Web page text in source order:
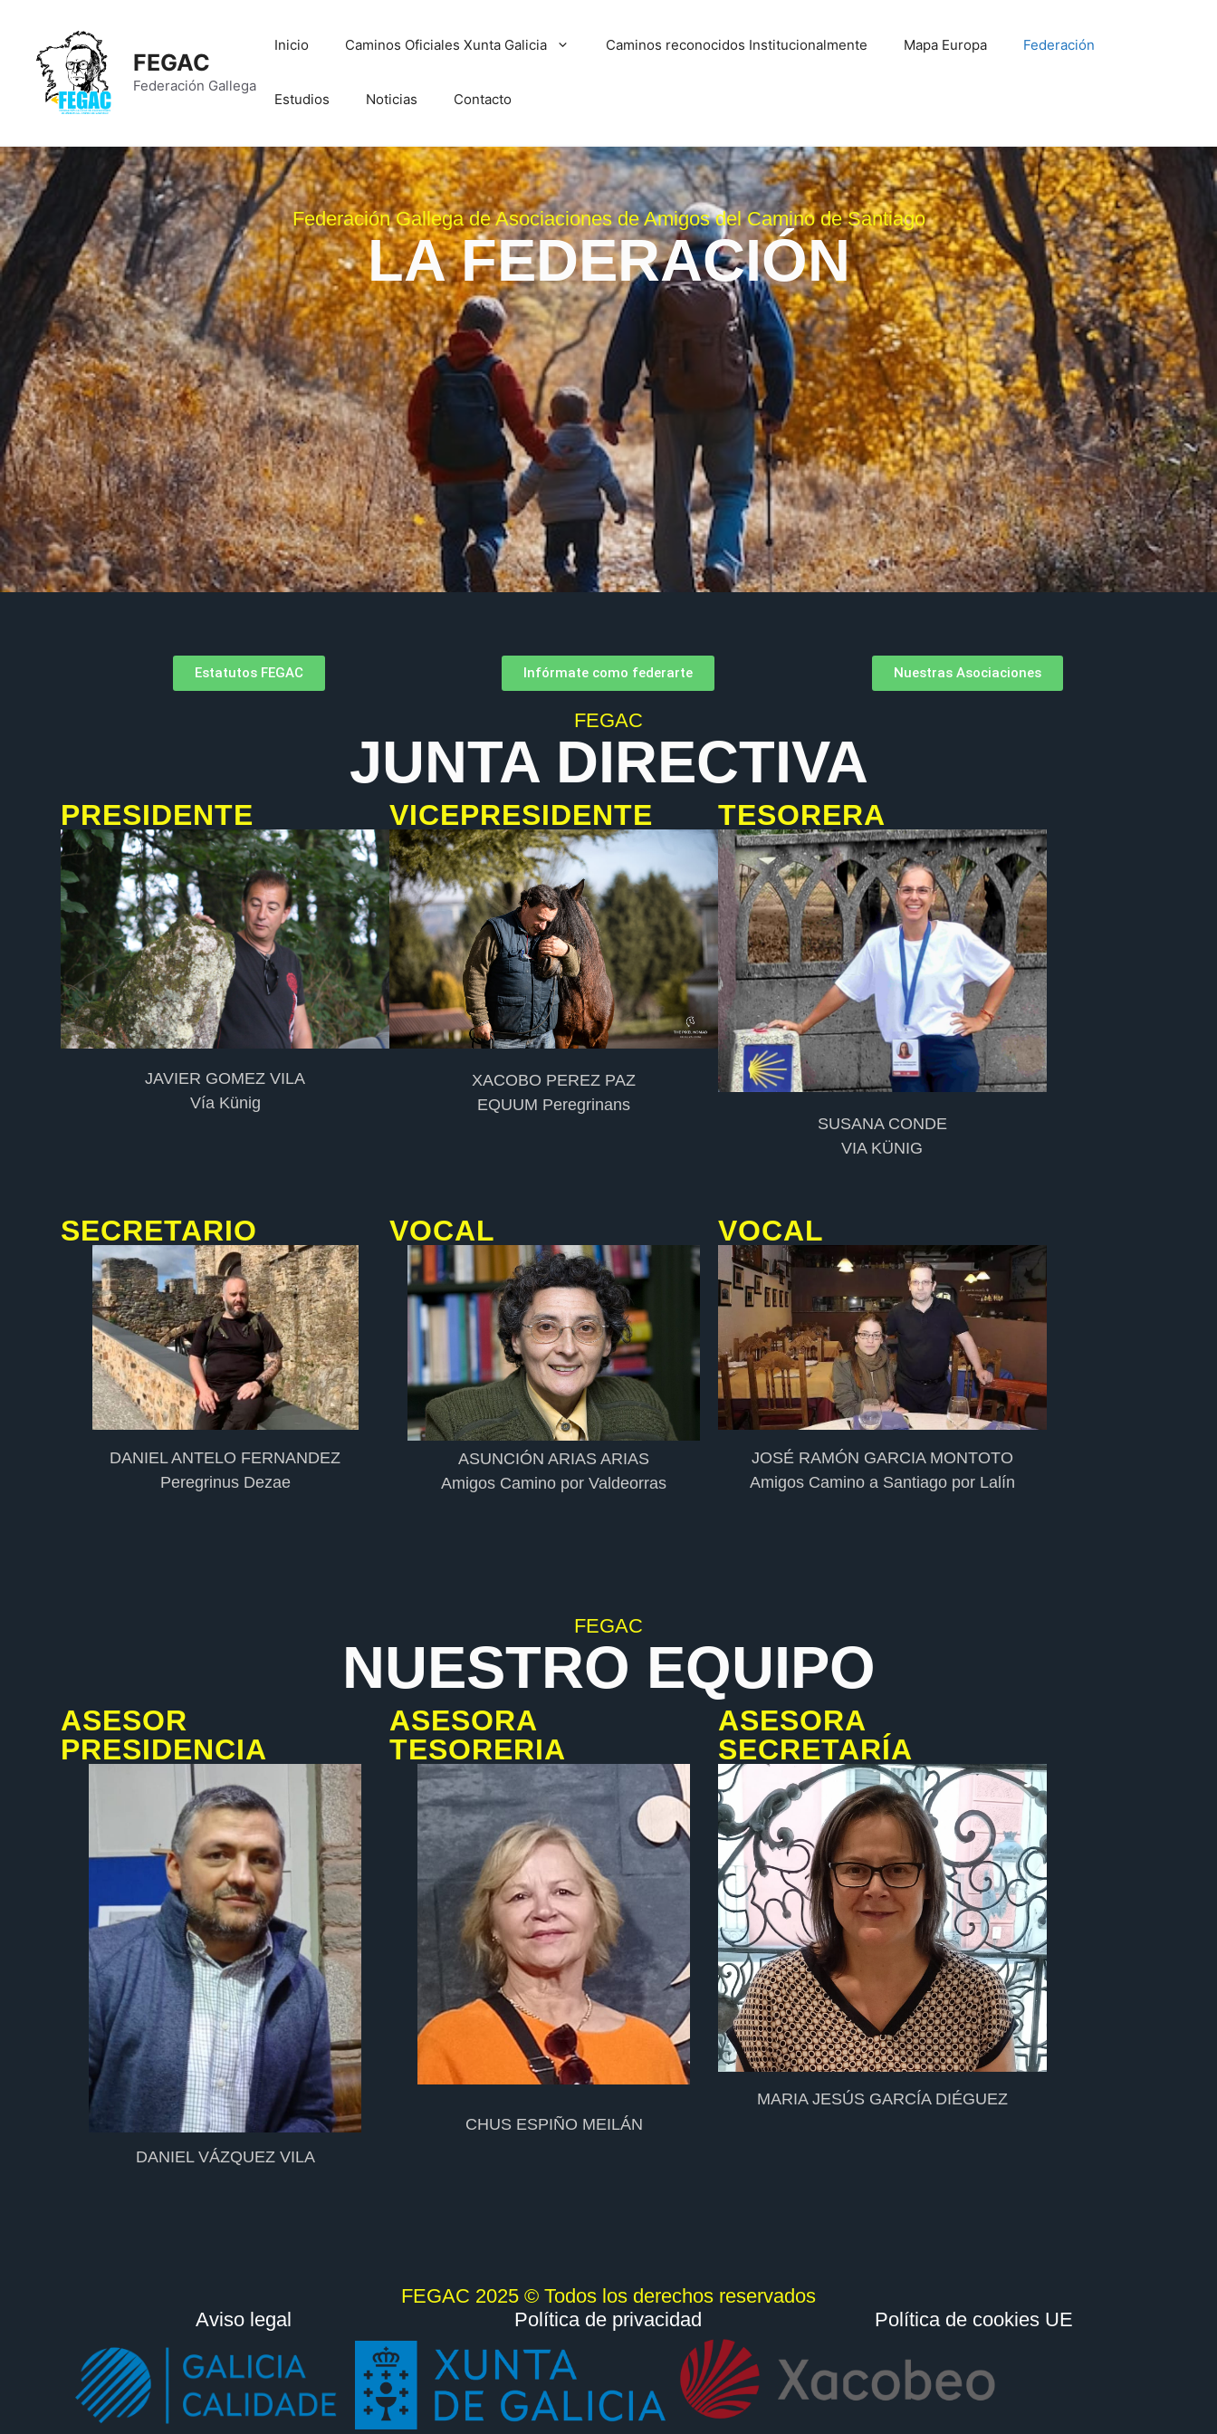
FEGAC
Federación Gallega
Inicio Caminos Oficiales Xunta Galicia Caminos reconocidos Institucionalmente Mapa Europa Federación
Estudios Noticias Contacto
Federación Gallega de Asociaciones de Amigos del Camino de Santiago
LA FEDERACIÓN
Estatutos FEGAC Infórmate como federarte Nuestras Asociaciones
FEGAC
JUNTA DIRECTIVA
PRESIDENTE
JAVIER GOMEZ VILA
Vía Künig
VICEPRESIDENTE
XACOBO PEREZ PAZ
EQUUM Peregrinans
TESORERA
SUSANA CONDE
VIA KÜNIG
SECRETARIO
DANIEL ANTELO FERNANDEZ
Peregrinus Dezae
VOCAL
ASUNCIÓN ARIAS ARIAS
Amigos Camino por Valdeorras
VOCAL
JOSÉ RAMÓN GARCIA MONTOTO
Amigos Camino a Santiago por Lalín
FEGAC
NUESTRO EQUIPO
ASESOR
PRESIDENCIA
DANIEL VÁZQUEZ VILA
ASESORA
TESORERIA
CHUS ESPIÑO MEILÁN
ASESORA
SECRETARÍA
MARIA JESÚS GARCÍA DIÉGUEZ
FEGAC 2025 © Todos los derechos reservados
Aviso legal
Política de privacidad Política de cookies UE